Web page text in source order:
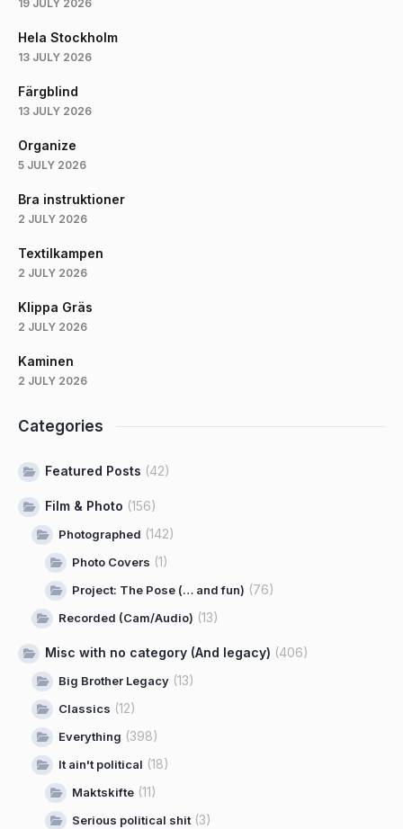
19 JULY 2026
Hela Stockholm
13 JULY 2026
Färgblind
13 JULY 2026
Organize
5 JULY 2026
Bra instruktioner
2 JULY 2026
Textilkampen
2 JULY 2026
Klippa Gräs
2 JULY 2026
Kaminen
2 JULY 2026
Categories
Featured Posts (42)
Film & Photo (156)
Photographed (142)
Photo Covers (1)
Project: The Pose (… and fun) (76)
Recorded (Cam/Audio) (13)
Misc with no category (And legacy) (406)
Big Brother Legacy (13)
Classics (12)
Everything (398)
It ain't political (18)
Maktskifte (11)
Serious political shit(3)